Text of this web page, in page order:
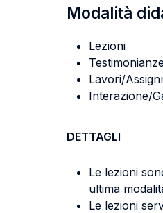
Modalità
Lezioni
Lavori/
Interazione/
DETTAGLI
Le lezioni
ultima
Le lezioni